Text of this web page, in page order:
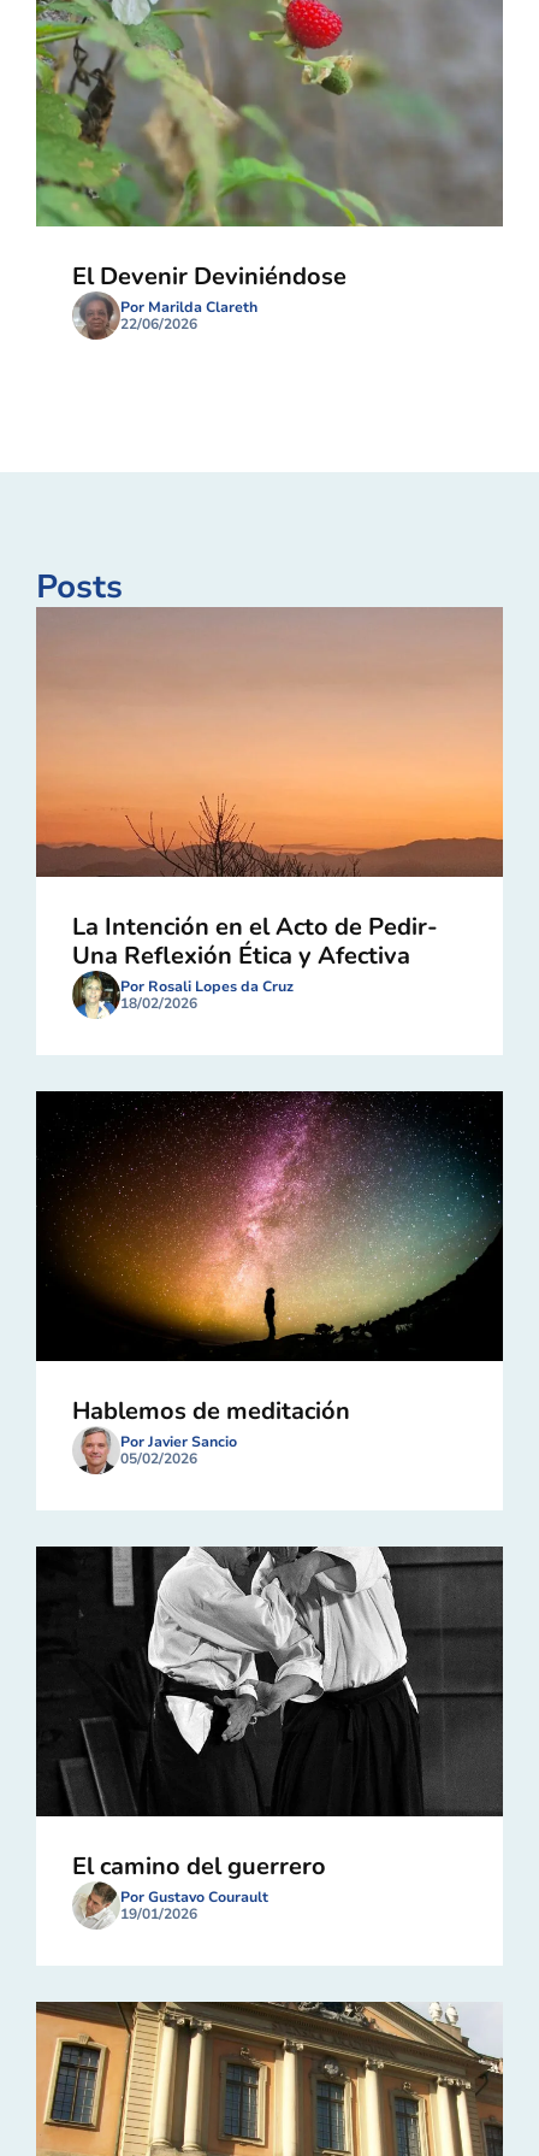
El Devenir Deviniéndose
Por Marilda Clareth
22/06/2026
Posts
La Intención en el Acto de Pedir-
Una Reflexión Ética y Afectiva
Por Rosali Lopes da Cruz
18/02/2026
Hablemos de meditación
Por Javier Sancio
05/02/2026
El camino del guerrero
Por Gustavo Courault
19/01/2026